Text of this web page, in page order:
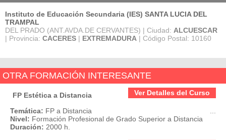
Instituto de Educación Secundaria (IES) SANTA LUCIA DEL
TRAMPAL
DEL PRADO (ANT.AVDA.DE CERVANTES) | Ciudad: ALCUESCAR
| Provincia: CACERES | EXTREMADURA | Código Postal: 10160
OTRA FORMACIÓN INTERESANTE
Ver Detalles del Curso
FP Estética a Distancia
Temática: FP a Distancia
Nivel: Formación Profesional de Grado Superior a Distancia
Duración: 2000 h.